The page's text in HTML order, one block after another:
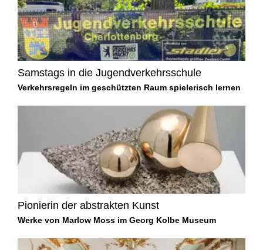
Samstags in die Jugendverkehrsschule
Verkehrsregeln im geschützten Raum spielerisch lernen
Pionierin der abstrakten Kunst
Werke von Marlow Moss im Georg Kolbe Museum